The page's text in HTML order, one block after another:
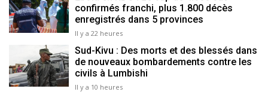
confirmés franchi, plus 1.800 décès
enregistrés dans 5 provinces
Il y a 22 heures
Sud-Kivu : Des morts et des blessés dans
de nouveaux bombardements contre les
civils à Lumbishi
Il y a 10 heures